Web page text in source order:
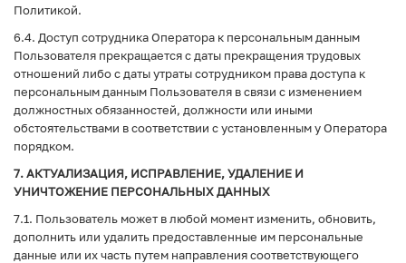
Политикой.
6.4. Доступ сотрудника Оператора к персональным данным
Пользователя прекращается с даты прекращения трудовых
отношений либо с даты утраты сотрудником права доступа к
персональным данным Пользователя в связи с изменением
должностных обязанностей, должности или иными
обстоятельствами в соответствии с установленным у Оператора
порядком.
7. АКТУАЛИЗАЦИЯ, ИСПРАВЛЕНИЕ, УДАЛЕНИЕ И
УНИЧТОЖЕНИЕ ПЕРСОНАЛЬНЫХ ДАННЫХ
7.1. Пользователь может в любой момент изменить, обновить,
дополнить или удалить предоставленные им персональные
данные или их часть путем направления соответствующего